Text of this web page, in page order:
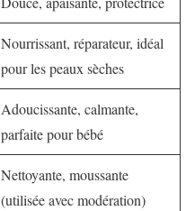
Nourrissant, réparateur, idéal
pour les peaux sèches
Adoucissante, calmante,
parfaite pour bébé
Nettoyante, moussante
(utilisée avec modération)